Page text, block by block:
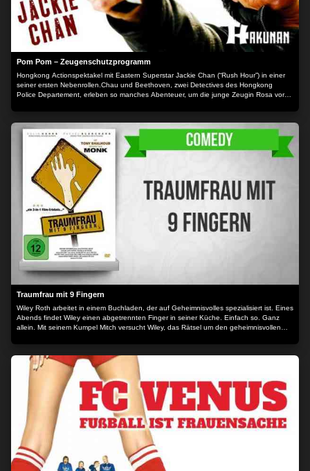
Pom Pom – Zeugenschutzprogramm
Hongkong Actionspektakel mit Eastern Superstar Jackie Chan (“Rush Hour”) in einer
seiner ersten Nebenrollen.Chau und Beethoven, zwei Detectives des Hongkong
Police Departement, erleben so manches Abenteuer, um die junge Zeugin Rosa vor
aussagen will. Der vermisste Polizei-Informant und Ex-Polizist Lee hatte diese
Informationen über alle asiatischen Rauschgifthändler gesammelt und sie eines Tages
auf der Flucht bei seiner Freundin vergessen. Nachdem Lee getötet wurde, trachten
die Verbrechen nun nach Rosas Leben. Ein rasanter Wettlauf und ein spannendes
Duell zwischen der Polizei und den Rauschgifthändlern beginnt. Der Inhalt wird
bereitgestellt von: PLAION PICTURES GmbH, Lochhamer Str. 9, 82152
Planegg/München
Traumfrau mit 9 Fingern
Wiley Roth arbeitet in einem Buchladen, der auf Geheimnisvolles spezialisiert ist. Eines
Abends findet Wiley einen abgetrennten Finger in seiner Küche. Einfach so. Ganz
allein. Mit seinem Kumpel Mitch versucht Wiley, das Rätsel um den geheimnisvollen